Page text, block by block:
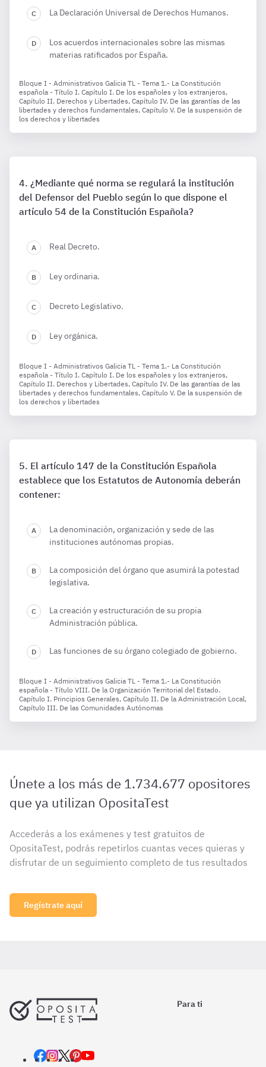
La Declaración Universal de Derechos Humanos.
Los acuerdos internacionales sobre las mismas
materias ratificados por España.
Bloque I - Administrativos Galicia TL - Tema 1.- La Constitución
española - Título I. Capítulo I. De los españoles y los extranjeros,
Capítulo II. Derechos y Libertades, Capítulo IV. De las garantías de las
libertades y derechos fundamentales, Capítulo V. De la suspensión de
los derechos y libertades
¿Mediante qué norma se regulará la institución
del Defensor del Pueblo según lo que dispone el
artículo 54 de la Constitución Española?
Real Decreto.
Ley ordinaria.
Decreto Legislativo.
Ley orgánica.
Bloque I - Administrativos Galicia TL - Tema 1.- La Constitución
española - Título I. Capítulo I. De los españoles y los extranjeros,
Capítulo II. Derechos y Libertades, Capítulo IV. De las garantías de las
libertades y derechos fundamentales, Capítulo V. De la suspensión de
los derechos y libertades
El artículo 147 de la Constitución Española
establece que los Estatutos de Autonomía deberán
contener:
La denominación, organización y sede de las
instituciones autónomas propias.
La composición del órgano que asumirá la potestad
legislativa.
La creación y estructuración de su propia
Administración pública.
Las funciones de su órgano colegiado de gobierno.
Bloque I - Administrativos Galicia TL - Tema 1.- La Constitución
española - Título VIII. De la Organización Territorial del Estado.
Capítulo I. Principios Generales, Capítulo II. De la Administración Local,
Capítulo III. De las Comunidades Autónomas
Únete a los más de 1.734.677 opositores
que ya utilizan OpositaTest
Accederás a los exámenes y test gratuitos de
OpositaTest, podrás repetirlos cuantas veces quieras y
disfrutar de un seguimiento completo de tus resultados
Regístrate aquí
Para ti